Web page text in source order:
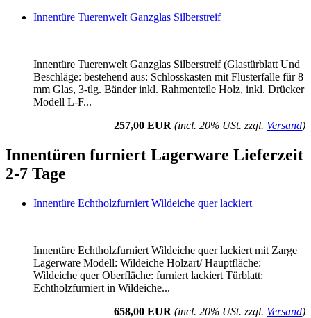
Innentüre Tuerenwelt Ganzglas Silberstreif
Innentüre Tuerenwelt Ganzglas Silberstreif (Glastürblatt Und
Beschläge: bestehend aus: Schlosskasten mit Flüsterfalle für 8
mm Glas, 3-tlg. Bänder inkl. Rahmenteile Holz, inkl. Drücker
Modell L-F...
257,00 EUR (incl. 20% USt. zzgl. Versand)
Innentüren furniert Lagerware Lieferzeit
2-7 Tage
Innentüre Echtholzfurniert Wildeiche quer lackiert
Innentüre Echtholzfurniert Wildeiche quer lackiert mit Zarge
Lagerware Modell: Wildeiche Holzart/ Hauptfläche:
Wildeiche quer Oberfläche: furniert lackiert Türblatt:
Echtholzfurniert in Wildeiche...
658,00 EUR (incl. 20% USt. zzgl. Versand)